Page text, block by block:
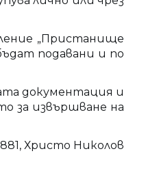
„Пристанище
подавани и по
документация и
за извършване на
Христо Николов